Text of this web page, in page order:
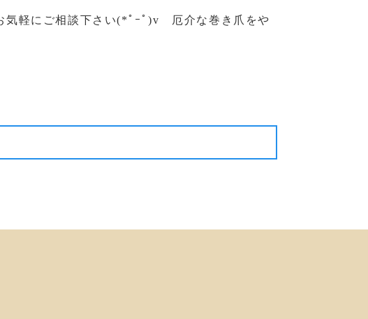
気軽にご相談下さい(*ﾟｰﾟ)v 厄介な巻き爪をや